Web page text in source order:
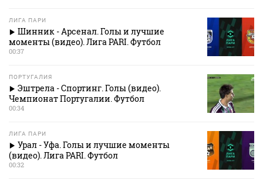
ЛИГА ПАРИ
Шинник - Арсенал. Голы и лучшие
моменты (видео). Лига PARI. Футбол
00:37
ПОРТУГАЛИЯ
Эштрела - Спортинг. Голы (видео).
Чемпионат Португалии. Футбол
00:34
ЛИГА ПАРИ
Урал - Уфа. Голы и лучшие моменты
(видео). Лига PARI. Футбол
00:32